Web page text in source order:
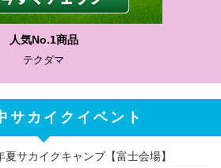
人気No.1商品
テクダマ
サカイクイベント
夏サカイクキャンプ【富士会場】